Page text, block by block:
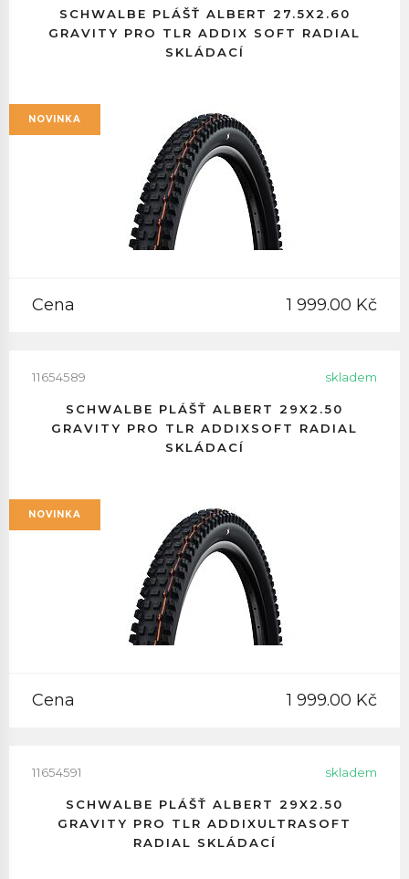
SCHWALBE PLÁŠŤ ALBERT 27.5X2.60
GRAVITY PRO TLR ADDIX SOFT RADIAL
SKLÁDACÍ
NOVINKA
Cena 1 999.00 Kč
11654589 skladem
SCHWALBE PLÁŠŤ ALBERT 29X2.50
GRAVITY PRO TLR ADDIXSOFT RADIAL
SKLÁDACÍ
NOVINKA
Cena 1 999.00 Kč
11654591 skladem
SCHWALBE PLÁŠŤ ALBERT 29X2.50
GRAVITY PRO TLR ADDIXULTRASOFT
RADIAL SKLÁDACÍ